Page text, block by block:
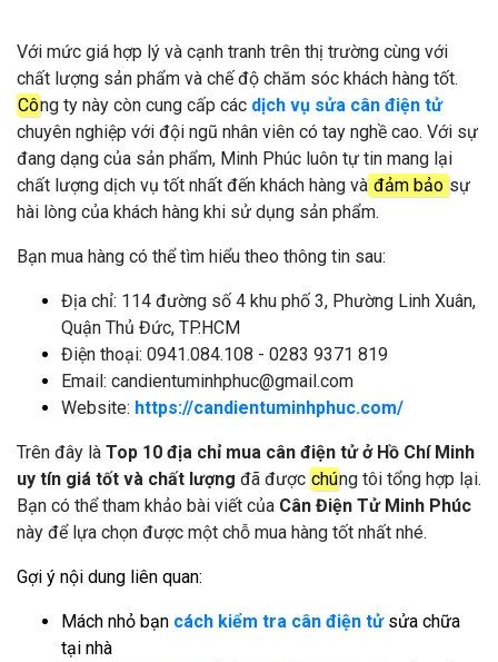
Với mức giá hợp lý và cạnh tranh trên thị trường cùng với
chất lượng sản phẩm và chế độ chăm sóc khách hàng tốt.
Công ty này còn cung cấp các dịch vụ sửa cân điện tử
chuyên nghiệp với đội ngũ nhân viên có tay nghề cao. Với sự
đang dạng của sản phẩm, Minh Phúc luôn tự tin mang lại
chất lượng dịch vụ tốt nhất đến khách hàng và đảm bảo sự
hài lòng của khách hàng khi sử dụng sản phẩm.
Bạn mua hàng có thể tìm hiểu theo thông tin sau:
Địa chỉ: 114 đường số 4 khu phố 3, Phường Linh Xuân,
Quận Thủ Đức, TP.HCM
Điện thoại: 0941.084.108 - 0283 9371 819
Email: candientuminhphuc@gmail.com
Website: https://candientuminhphuc.com/
Trên đây là Top 10 địa chỉ mua cân điện tử ở Hồ Chí Minh
uy tín giá tốt và chất lượng đã được chúng tôi tổng hợp lại.
Bạn có thể tham khảo bài viết của Cân Điện Tử Minh Phúc
này để lựa chọn được một chỗ mua hàng tốt nhất nhé.
Gợi ý nội dung liên quan:
Mách nhỏ bạn cách kiểm tra cân điện tửsửa chữa
tại nhà